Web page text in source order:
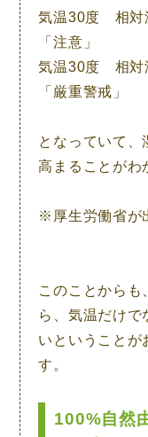
気温30度 相対
「注意」
気温30度 相対
「厳重警戒」
となっていて、
高まることがわ
※厚生労働省が
このことからも
ら、気温だけで
い ということが
す。
100%自然